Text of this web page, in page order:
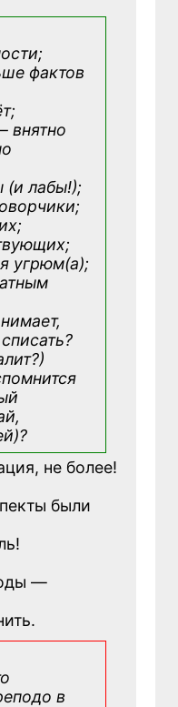
фактов
внятно
(и лабы!);
угрюм(а);
не более!
были
—
в